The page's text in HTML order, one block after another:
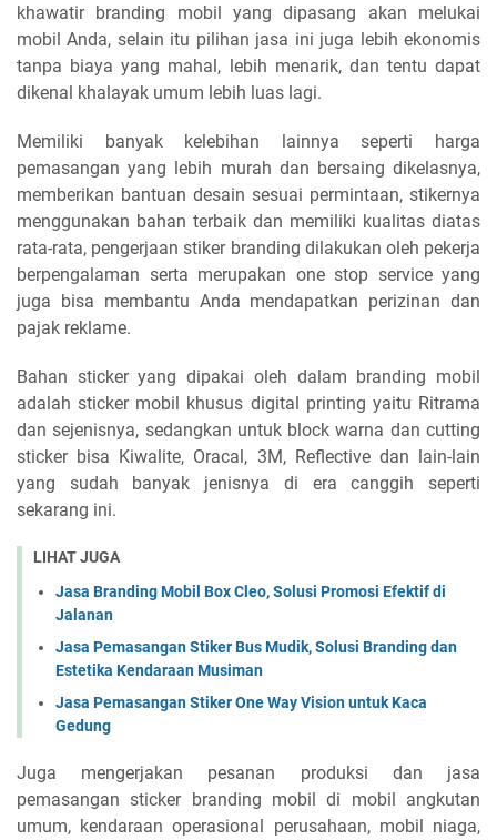
khawatir branding mobil yang dipasang akan melukai
mobil Anda, selain itu pilihan jasa ini juga lebih ekonomis
tanpa biaya yang mahal, lebih menarik, dan tentu dapat
dikenal khalayak umum lebih luas lagi.
Memiliki banyak kelebihan lainnya seperti harga
pemasangan yang lebih murah dan bersaing dikelasnya,
memberikan bantuan desain sesuai permintaan, stikernya
menggunakan bahan terbaik dan memiliki kualitas diatas
rata-rata, pengerjaan stiker branding dilakukan oleh pekerja
berpengalaman serta merupakan one stop service yang
juga bisa membantu Anda mendapatkan perizinan dan
pajak reklame.
Bahan sticker yang dipakai oleh dalam branding mobil
adalah sticker mobil khusus digital printing yaitu Ritrama
dan sejenisnya, sedangkan untuk block warna dan cutting
sticker bisa Kiwalite, Oracal, 3M, Reflective dan lain-lain
yang sudah banyak jenisnya di era canggih seperti
sekarang ini.
LIHAT JUGA
Jasa Branding Mobil Box Cleo, Solusi Promosi Efektif di
Jalanan
Jasa Pemasangan Stiker Bus Mudik, Solusi Branding dan
Estetika Kendaraan Musiman
Jasa Pemasangan Stiker One Way Vision untuk Kaca
Gedung
Juga mengerjakan pesanan produksi dan jasa
pemasangan sticker branding mobil di mobil angkutan
umum, kendaraan operasional perusahaan, mobil niaga,